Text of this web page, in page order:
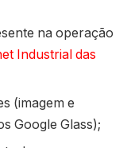
na operação
Industrial das
(imagem e
Google Glass);